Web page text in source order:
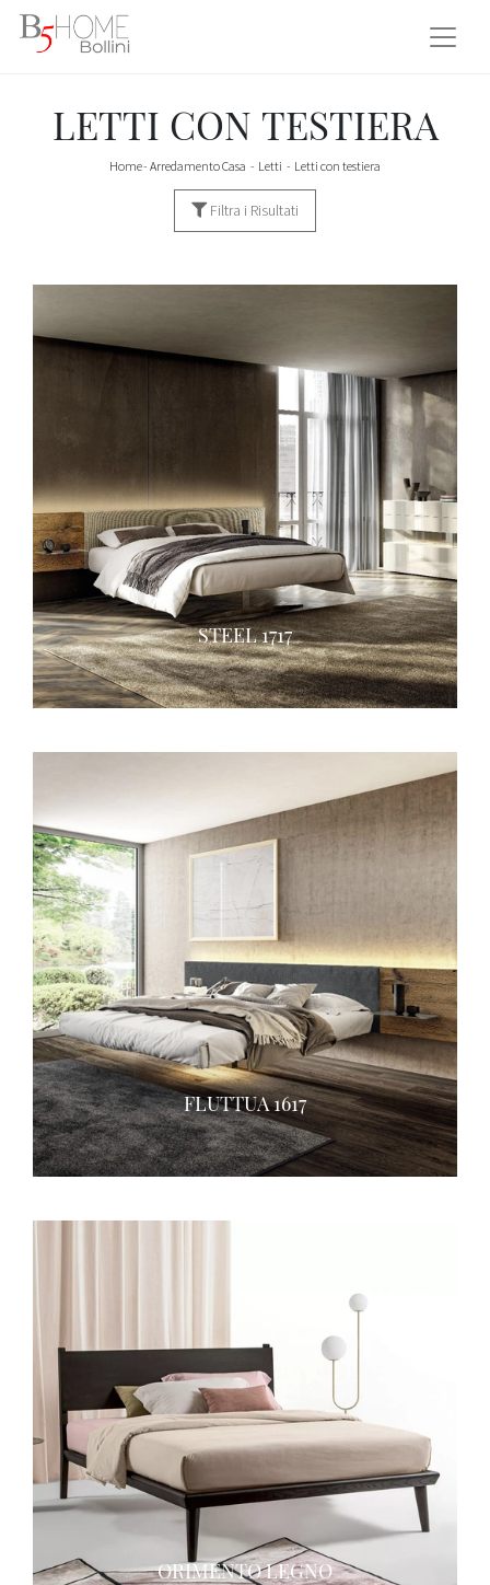
LETTI CON TESTIERA
Home- Arredamento Casa - Letti - Letti con testiera
Filtra i Risultati
STEEL 1717
FLUTTUA 1617
ORIMENTO LEGNO